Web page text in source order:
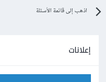
اذهب إلى قائمة الأسئلة
إعلانات